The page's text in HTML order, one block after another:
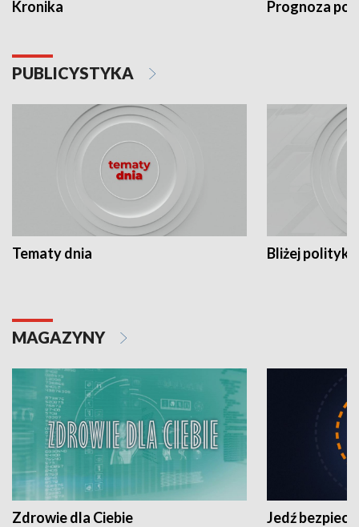
Kronika Prognoza
PUBLICYSTYKA
Tematy dnia Bliżej polityki
MAGAZYNY
Zdrowie dla Ciebie Jedź